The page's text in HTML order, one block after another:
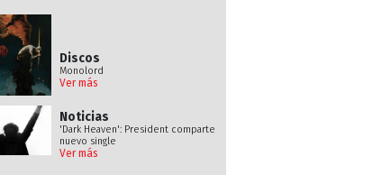
Discos
Monolord
Ver más
Noticias
'Dark Heaven': President comparte
nuevo single
Ver más